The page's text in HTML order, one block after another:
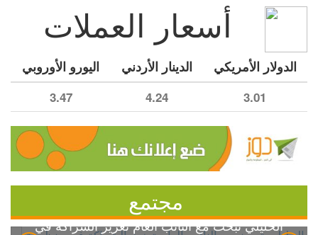
أسعار العملات
الدولار الأمريكي الدينار الأردني اليورو الأوروبي
3.01
4.24
3.47
مجتمع
الخليلي تبحث مع النائب العام تعزيز الشراكة في